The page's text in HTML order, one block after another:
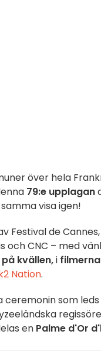
över hela
79:e upplagan
visa igen!
Festival de
och CNC – med
kvällen,i
Nation.
som
en Palme d'Or